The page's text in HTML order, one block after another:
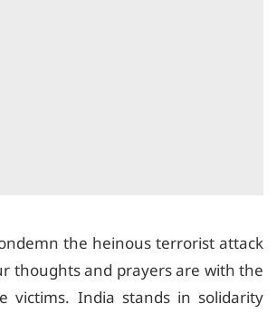
the heinous terrorist attack
thoughts and prayers are with the
victims. India stands in solidarity